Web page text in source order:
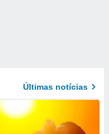
Últimas notícias